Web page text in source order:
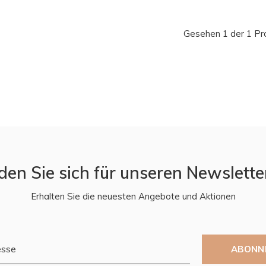
Gesehen 1 der 1
Sie sich für unseren
Erhalten Sie die neuesten Angebote und Aktionen